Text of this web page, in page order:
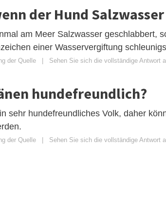
der Hund
am Meer Salzwasser geschlabbert,
einer Wasservergiftung
der Quelle | Sehen Sie sich die vollständige Antwort
hundefreundlich?
sehr hundefreundliches Volk, daher
der Quelle | Sehen Sie sich die vollständige Antwort